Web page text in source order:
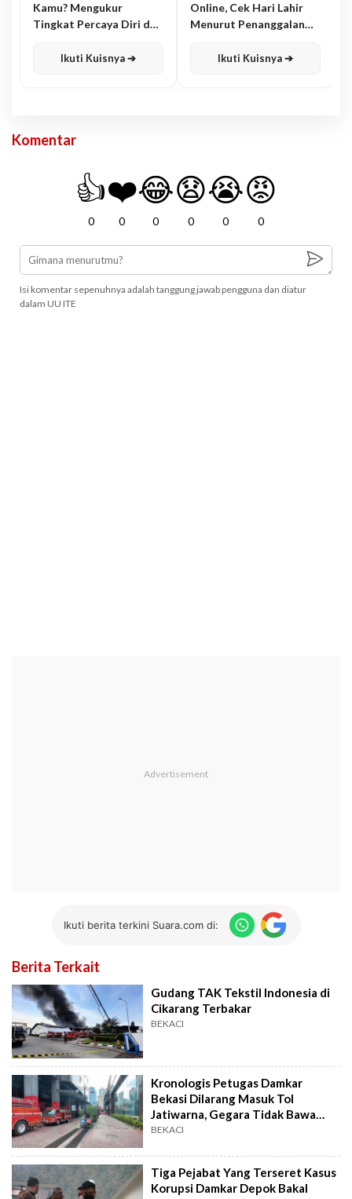
Kamu? Mengukur
Tingkat Percaya Diri dan
Ikuti Kuisnya ➔
Online, Cek Hari Lahir
Menurut Penanggalan
Ikuti Kuisnya ➔
Komentar
👍
0
❤️
0
😂
0
😧
0
😭
0
😡
0
Isi komentar sepenuhnya adalah tanggung jawab pengguna dan diatur
dalam UU ITE
Ikuti berita terkini Suara.com di:
Berita Terkait
Gudang TAK Tekstil Indonesia di
Cikarang Terbakar
BEKACI
Kronologis Petugas Damkar
Bekasi Dilarang Masuk Tol
Jatiwarna, Gegara Tidak Bawa
Kartu E-Toll
BEKACI
Tiga Pejabat Yang Terseret Kasus
Korupsi Damkar Depok Bakal